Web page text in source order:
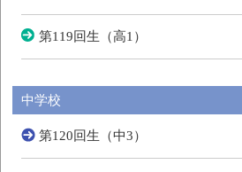
第119回生（高1）
中学校
第120回生（中3）